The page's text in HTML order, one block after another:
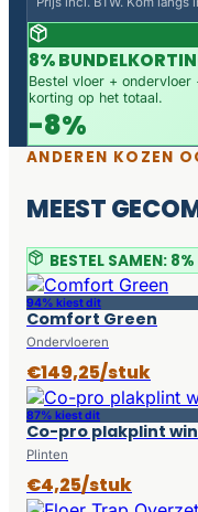
8%
Bestel vloer + ondervloer
korting op het totaal.
-8%
ANDEREN KOZEN
MEEST
BESTEL SAMEN:
94% kiest dit
Comfort Green
Ondervloeren
€149,25/stuk
87% kiest dit
Co-pro plakplint
Plinten
€4,25/stuk